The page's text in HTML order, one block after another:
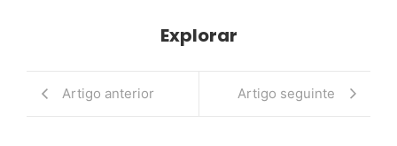
Explorar
Artigo anterior Artigo seguinte